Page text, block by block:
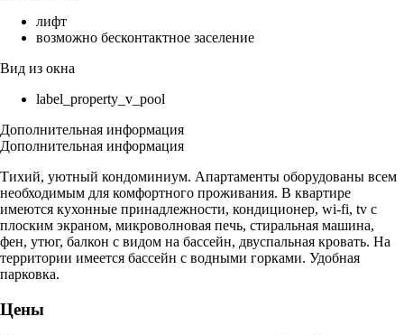
лифт
возможно бесконтактное заселение
Вид из окна
label_property_v_pool
Дополнительная информация
Дополнительная информация
Тихий, уютный кондоминиум. Апартаменты оборудованы всем
необходимым для комфортного проживания. В квартире
имеются кухонные принадлежности, кондиционер, wi-fi, tv с
плоским экраном, микроволновая печь, стиральная машина,
фен, утюг, балкон с видом на бассейн, двуспальная кровать. На
территории имеется бассейн с водными горками. Удобная
парковка.
Цены